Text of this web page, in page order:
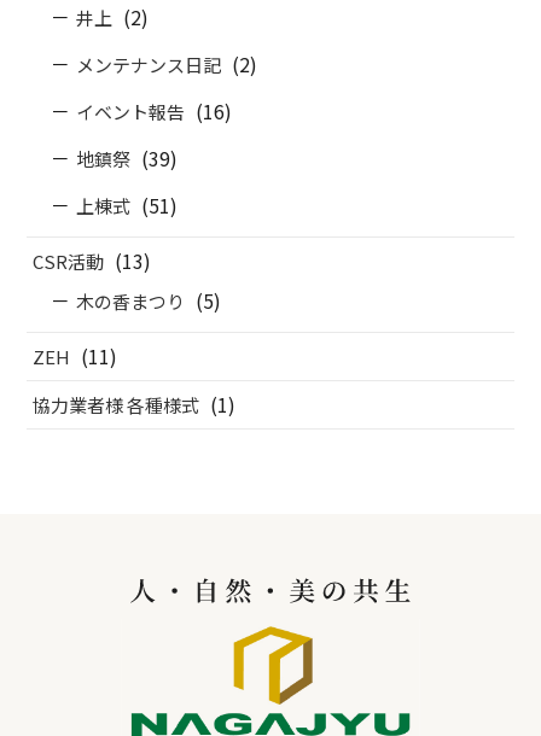
井上 (2)
メンテナンス日記 (2)
イベント報告 (16)
地鎮祭 (39)
上棟式 (51)
CSR活動 (13)
木の香まつり (5)
ZEH (11)
協力業者様 各種様式 (1)